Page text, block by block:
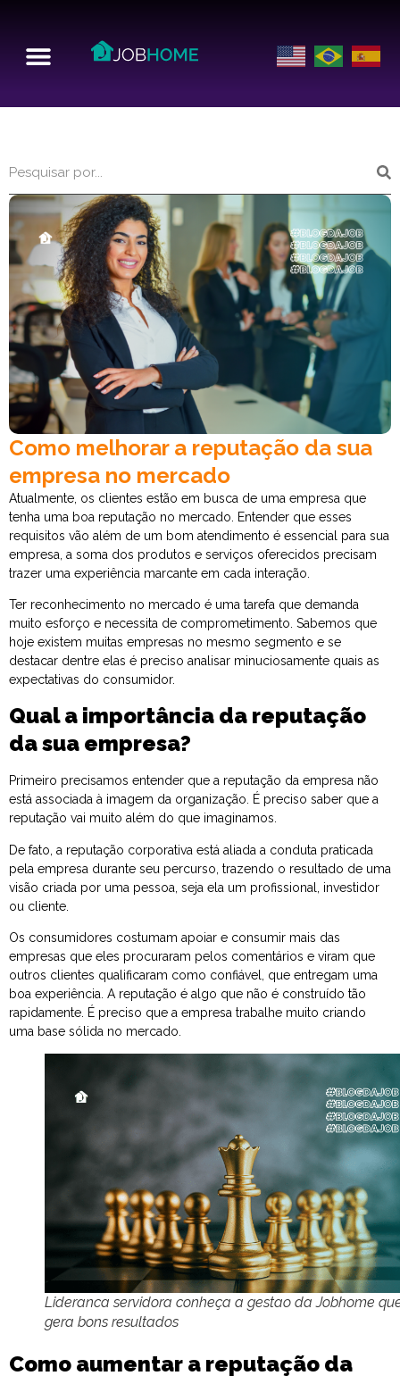
Como melhorar a reputação da sua
empresa no mercado
Atualmente, os clientes estão em busca de uma empresa que
tenha uma boa reputação no mercado. Entender que esses
requisitos vão além de um bom atendimento é essencial para sua
empresa, a soma dos produtos e serviços oferecidos precisam
trazer uma experiência marcante em cada interação.
Ter reconhecimento no mercado é uma tarefa que demanda
muito esforço e necessita de comprometimento. Sabemos que
hoje existem muitas empresas no mesmo segmento e se
destacar dentre elas é preciso analisar minuciosamente quais as
expectativas do consumidor.
Qual a importância da reputação
da sua empresa?
Primeiro precisamos entender que a reputação da empresa não
está associada à imagem da organização. É preciso saber que a
reputação vai muito além do que imaginamos.
De fato, a reputação corporativa está aliada a conduta praticada
pela empresa durante seu percurso, trazendo o resultado de uma
visão criada por uma pessoa, seja ela um profissional, investidor
ou cliente.
Os consumidores costumam apoiar e consumir mais das
empresas que eles procuraram pelos comentários e viram que
outros clientes qualificaram como confiável, que entregam uma
boa experiência. A reputação é algo que não é construído tão
rapidamente. É preciso que a empresa trabalhe muito criando
uma base sólida no mercado.
Lideranca servidora conheça a gestao da Jobhome
gera bons resultados
Como aumentar a reputação da